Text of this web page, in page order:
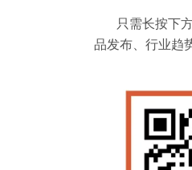
只需长按下
品发布、行业趋